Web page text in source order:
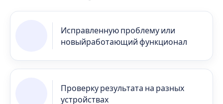
Исправленную проблему или
новыйработающий функционал
Проверку результата на разных
устройствах